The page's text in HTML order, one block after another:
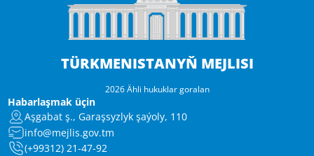
TÜRKMENISTANYŇ MEJLISI
2026 Ähli hukuklar goralan
Habarlaşmak üçin
Aşgabat ş., Garaşsyzlyk şaýoly, 110
info@mejlis.gov.tm
(+99312) 21-47-92